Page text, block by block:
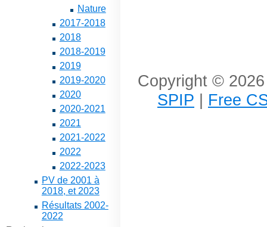
Nature
2017-2018
2018
2018-2019
2019
2019-2020
2020
2020-2021
2021
2021-2022
2022
2022-2023
PV de 2001 à
2018, et 2023
Résultats 2002-
2022
Copyright ©
SPIP | Free